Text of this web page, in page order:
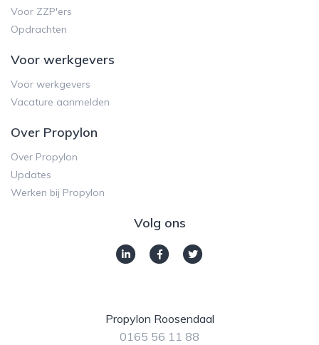
Voor ZZP'ers
Opdrachten
Voor werkgevers
Voor werkgevers
Vacature aanmelden
Over Propylon
Over Propylon
Updates
Werken bij Propylon
Volg ons
Propylon Roosendaal
0165 56 11 88